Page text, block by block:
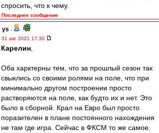
спросить, что к чему.
Последнее сообщение
ys -
31 авг 2021 17:30
Карелин
Оба харктерны тем, что за прошлый сезон так
свыклись со своими ролями на поле, что при
минимально другом построении просто
растворяются на поле, как будто их и нет. Это
было в сборной. Крал на Евро был просто
поразителен в плане постоянного нахождения
не там где игра. Сейчас в ФКСМ то же самое.